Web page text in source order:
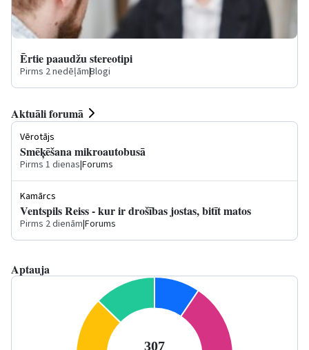
Ērtie paaudžu stereotipi
Pirms 2 nedēļām|Blogi
Aktuāli forumā
Vērotājs
Smēķēšana mikroautobusā
Pirms 1 dienas|Forums
Kamārcs
Ventspils Reiss - kur ir drošības jostas, bitīt matos
Pirms 2 dienām|Forums
Aptauja